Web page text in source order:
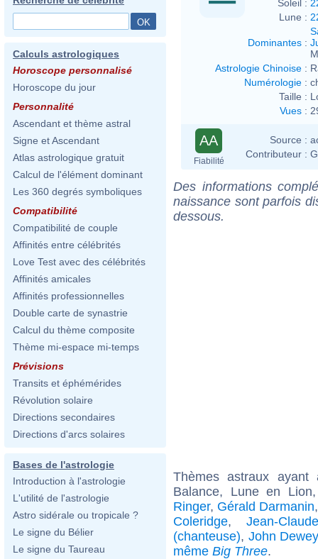
Calculs astrologiques
Horoscope personnalisé
Horoscope du jour
Personnalité
Ascendant et thème astral
Signe et Ascendant
Atlas astrologique gratuit
Calcul de l'élément dominant
Les 360 degrés symboliques
Compatibilité
Compatibilité de couple
Affinités entre célébrités
Love Test avec des célébrités
Affinités amicales
Affinités professionnelles
Double carte de synastrie
Calcul du thème composite
Thème mi-espace mi-temps
Prévisions
Transits et éphémérides
Révolution solaire
Directions secondaires
Directions d'arcs solaires
Bases de l'astrologie
Introduction à l'astrologie
L'utilité de l'astrologie
Astro sidérale ou tropicale ?
Le signe du Bélier
Le signe du Taureau
Soleil :
Lune :
Dominantes :
Astrologie Chinoise :
Numérologie :
Taille :
Vues :
AA
Fiabilité
Source :
Contributeur :
Des informations
naissance sont parfois
dessous.
Thèmes astraux
Balance, Lune en
Ringer, Gérald Darmanin
Coleridge,Jean-
(chanteuse), John Dewey
même Big Three.